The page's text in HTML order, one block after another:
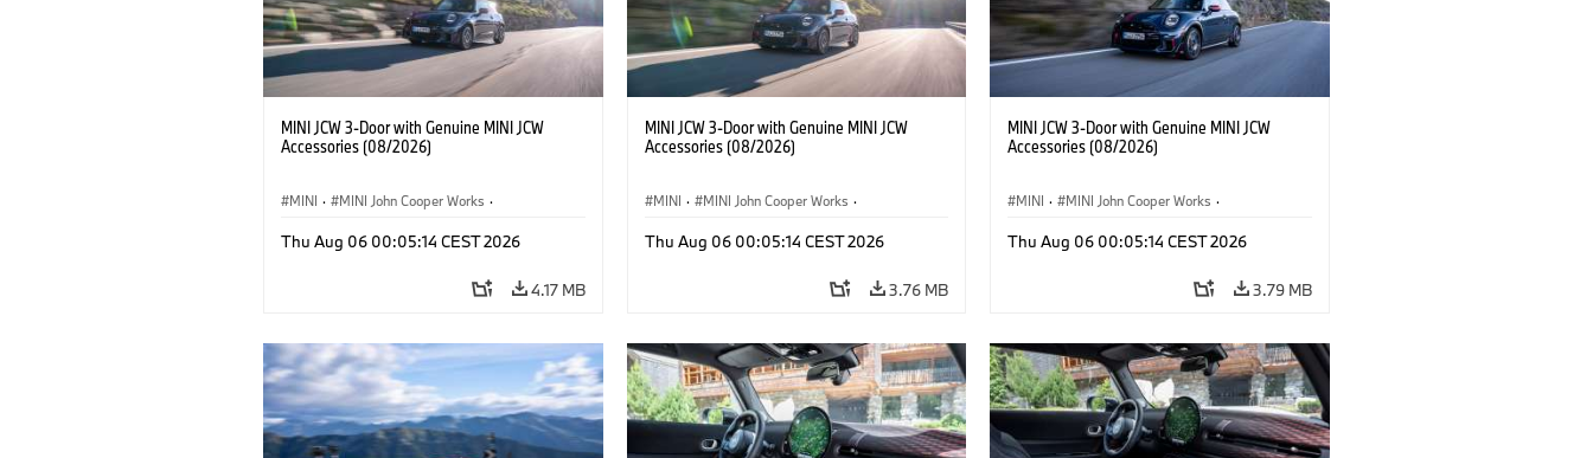
MINI JCW 3-Door with Genuine MINI JCW
Accessories (08/2026)
MINI · MINI John Cooper Works ·
Optional Extras, Accessories
Thu Aug 06 00:05:14 CEST 2026
4.17 MB
MINI JCW 3-Door with Genuine MINI JCW
Accessories (08/2026)
MINI · MINI John Cooper Works ·
Optional Extras, Accessories
Thu Aug 06 00:05:14 CEST 2026
3.76 MB
MINI JCW 3-Door with Genuine MINI JCW
Accessories (08/2026)
MINI · MINI John Cooper Works ·
Optional Extras, Accessories
Thu Aug 06 00:05:14 CEST 2026
3.79 MB